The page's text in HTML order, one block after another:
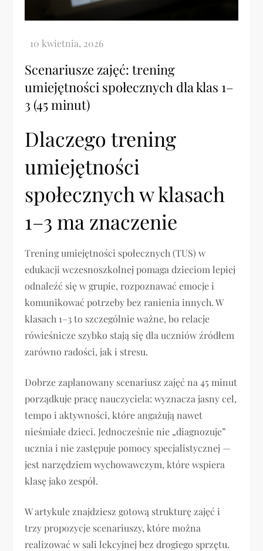
Scenariusze zajęć: trening
umiejętności społecznych dla klas 1–
3 (45 minut)
Dlaczego trening
umiejętności
społecznych w klasach
1–3 ma znaczenie
Trening umiejętności społecznych (TUS) w
edukacji wczesnoszkolnej pomaga dzieciom lepiej
odnaleźć się w grupie, rozpoznawać emocje i
komunikować potrzeby bez ranienia innych. W
klasach 1–3 to szczególnie ważne, bo relacje
rówieśnicze szybko stają się dla uczniów źródłem
zarówno radości, jak i stresu.
Dobrze zaplanowany scenariusz zajęć na 45 minut
porządkuje pracę nauczyciela: wyznacza jasny cel,
tempo i aktywności, które angażują nawet
nieśmiałe dzieci. Jednocześnie nie „diagnozuje”
ucznia i nie zastępuje pomocy specjalistycznej —
jest narzędziem wychowawczym, które wspiera
klasę jako zespół.
W artykule znajdziesz gotową strukturę zajęć i
trzy propozycje scenariuszy, które można
realizować w sali lekcyjnej bez drogiego sprzętu.